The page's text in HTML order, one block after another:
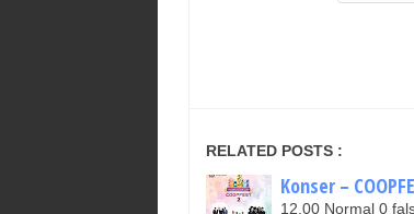
RELATED POSTS :
Konser –
12.00 Normal 0